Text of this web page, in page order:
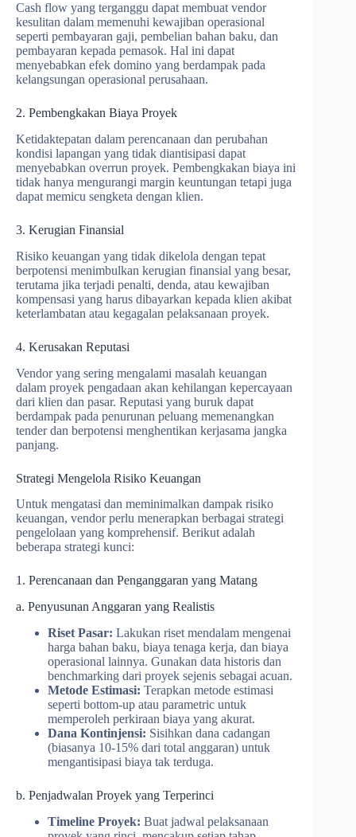
Cash flow yang terganggu dapat membuat vendor
kesulitan dalam memenuhi kewajiban operasional
seperti pembayaran gaji, pembelian bahan baku, dan
pembayaran kepada pemasok. Hal ini dapat
menyebabkan efek domino yang berdampak pada
kelangsungan operasional perusahaan.
2. Pembengkakan Biaya Proyek
Ketidaktepatan dalam perencanaan dan perubahan
kondisi lapangan yang tidak diantisipasi dapat
menyebabkan overrun proyek. Pembengkakan biaya ini
tidak hanya mengurangi margin keuntungan tetapi juga
dapat memicu sengketa dengan klien.
3. Kerugian Finansial
Risiko keuangan yang tidak dikelola dengan tepat
berpotensi menimbulkan kerugian finansial yang besar,
terutama jika terjadi penalti, denda, atau kewajiban
kompensasi yang harus dibayarkan kepada klien akibat
keterlambatan atau kegagalan pelaksanaan proyek.
4. Kerusakan Reputasi
Vendor yang sering mengalami masalah keuangan
dalam proyek pengadaan akan kehilangan kepercayaan
dari klien dan pasar. Reputasi yang buruk dapat
berdampak pada penurunan peluang memenangkan
tender dan berpotensi menghentikan kerjasama jangka
panjang.
Strategi Mengelola Risiko Keuangan
Untuk mengatasi dan meminimalkan dampak risiko
keuangan, vendor perlu menerapkan berbagai strategi
pengelolaan yang komprehensif. Berikut adalah
beberapa strategi kunci:
1. Perencanaan dan Penganggaran yang Matang
a. Penyusunan Anggaran yang Realistis
Riset Pasar: Lakukan riset mendalam mengenai
harga bahan baku, biaya tenaga kerja, dan biaya
operasional lainnya. Gunakan data historis dan
benchmarking dari proyek sejenis sebagai acuan.
Metode Estimasi: Terapkan metode estimasi
seperti bottom-up atau parametric untuk
memperoleh perkiraan biaya yang akurat.
Dana Kontinjensi: Sisihkan dana cadangan
(biasanya 10-15% dari total anggaran) untuk
mengantisipasi biaya tak terduga.
b. Penjadwalan Proyek yang Terperinci
Timeline Proyek: Buat jadwal pelaksanaan